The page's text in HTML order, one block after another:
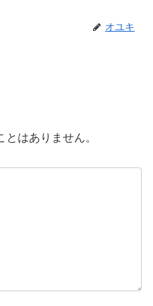
オユキ
はありません。